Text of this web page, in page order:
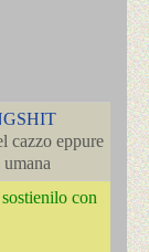
cazzo eppure
con